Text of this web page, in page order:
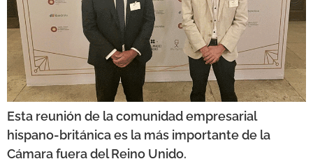
Esta reunión de la comunidad empresarial
hispano-británica es la más importante de la
Cámara fuera del Reino Unido.